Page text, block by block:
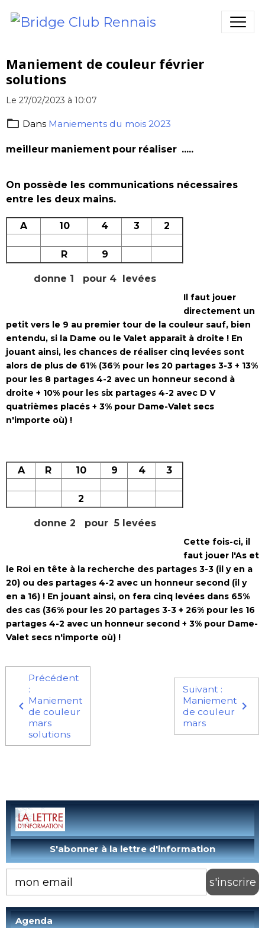
Maniement de couleur février
solutions
Le 27/02/2023 à 10:07
Dans Maniements du mois 2023
meilleur maniement pour réaliser .....
On possède les communications nécessaires
entre les deux mains.
donne 1 pour 4 levées
A 10 4 3 2
R 9
Il faut jouer
directement un
petit vers le 9 au premier tour de la couleur sauf, bien
entendu, si la Dame ou le Valet apparaît à droite ! En
jouant ainsi, les chances de réaliser cinq levées sont
alors de plus de 61% (36% pour les 20 partages 3-3 + 13%
pour les 8 partages 4-2 avec un honneur second à
droite + 10% pour les six partages 4-2 avec D V
quatrièmes placés + 3% pour Dame-Valet secs
n'importe où) !
donne 2 pour 5 levées
A R 10 9 4 3
2
Cette fois-ci, il
faut jouer l'As et
le Roi en tête à la recherche des partages 3-3 (il y en a
20) ou des partages 4-2 avec un honneur second (il y
en a 16) ! En jouant ainsi, on fera cinq levées dans 65%
des cas (36% pour les 20 partages 3-3 + 26% pour les 16
partages 4-2 avec un honneur second + 3% pour Dame-
Valet secs n'importe où) !
Précédent
:
Maniement
de couleur
mars
solutions
Suivant :
Maniement
de couleur
mars
Agenda